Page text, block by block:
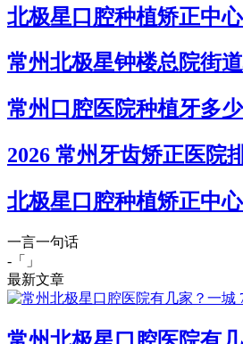
北极星口腔种植矫正中
常州北极星钟楼总院街
常州口腔医院种植牙多
2026 常州牙齿矫正医院
北极星口腔种植矫正中
一言一句话
-「
」
最新文章